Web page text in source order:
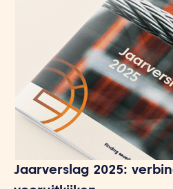
Jaarverslag 2025: